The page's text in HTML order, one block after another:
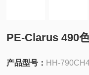
PE-Clarus 490
产品型号： HH-